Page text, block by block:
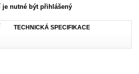
nutné být přihlášený
TECHNICKÁ SPECIFIKACE